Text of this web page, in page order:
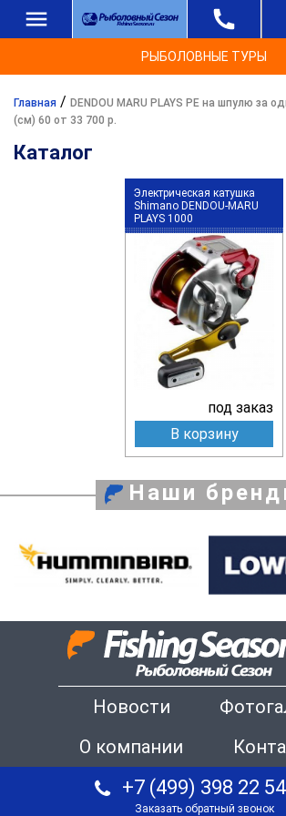
РЫБОЛОВНЫЕ ТУРЫ
Главная / DENDOU MARU PLAYS PE на шпулю за
(см) 60 от 33 700 р.
Каталог
Электрическая катушка
Shimano DENDOU-MARU
PLAYS 1000
под заказ
В корзину
Наши
Новости
О компании
+7 (499) 398 22 54
Заказать обратный звонок